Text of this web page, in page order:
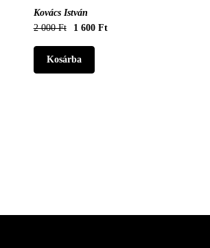
Kovács István
2 000 Ft
1 600 Ft